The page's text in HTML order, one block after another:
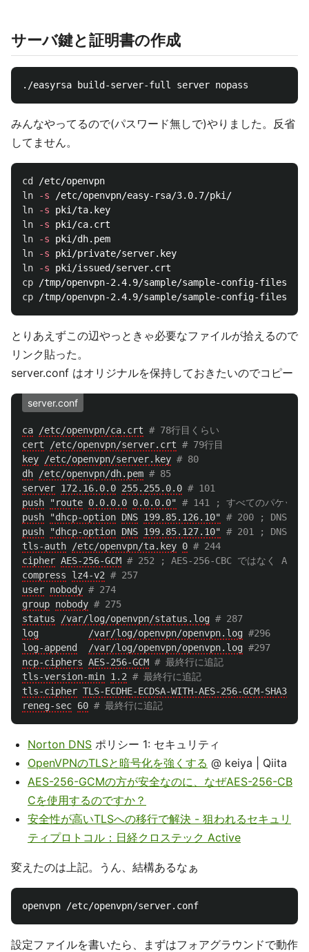
サーバ鍵と証明書の作成
みんなやってるので(パスワード無しで)やりました。反省
してません。
cd
ln
-s
ln
-s
ln
-s
ln
-s
ln
-s
ln
-s
cp
cp
とりあえずこの辺やっときゃ必要なファイルが拾えるので
リンク貼った。
server.conf はオリジナルを保持しておきたいのでコピー
server.conf
ca /etc/openvpn/ca.crt
cert
/etc/openvpn/server.crt
key
/etc/openvpn/server.key
dh
/etc/openvpn/dh.pem
server 172.16.0.0 255.255.0.0
push
"route 0.0.0.0 0.0.0.0"
push
"dhcp-option DNS 199.85.126.10"
push
"dhcp-option DNS 199.85.127.10"
tls-auth
/etc/openvpn/ta.key 0
cipher AES-256-GCM
compress
lz4-v2
user nobody
group nobody
status
/var/log/openvpn/status.log
log
/var/log/openvpn/openvpn.log
log-append
/var/log/openvpn/openvpn.log
ncp-ciphers AES-256-GCM
tls-version-min 1.2
tls-cipher TLS-ECDHE-ECDSA-WITH-AES-256-GCM-
reneg-sec 60
Norton DNS ポリシー 1: セキュリティ
OpenVPNのTLSと暗号化を強くする @ keiya | Qiita
AES-256-GCMの方が安全なのに、なぜAES-256-CB
Cを使用するのですか？
安全性が高いTLSへの移行で解決 - 狙われるセキュリ
ティプロトコル：日経クロステック Active
変えたのは上記。うん、結構あるなぁ
設定ファイルを書いたら、まずはフォアグラウンドで動作